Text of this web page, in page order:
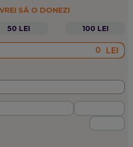
SĂ O DONEZI
50 LEI 100 LEI
LEI